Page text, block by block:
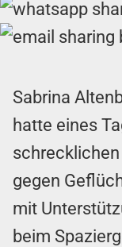
Sabrina
hatte eines
gegen
mit
beim